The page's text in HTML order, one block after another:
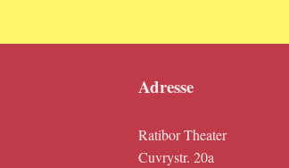
Adresse
Ratibor Theater
Cuvrystr. 20a